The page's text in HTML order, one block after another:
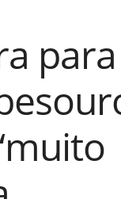
para